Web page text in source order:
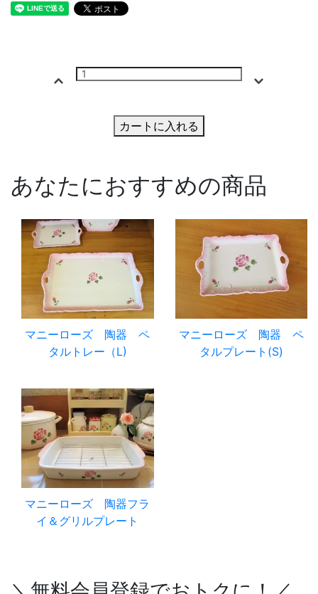
カートに入れる
あなたにおすすめの商品
マニーローズ 陶器 ペ
タルトレー（L)
マニーローズ 陶器 ペ
タルプレート(S)
マニーローズ 陶器フラ
イ＆グリルプレート